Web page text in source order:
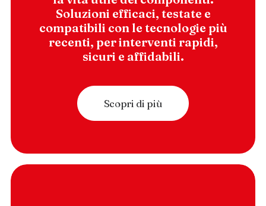
Soluzioni efficaci, testate e
compatibili con le tecnologie più
recenti, per interventi rapidi,
sicuri e affidabili.
Scopri di più